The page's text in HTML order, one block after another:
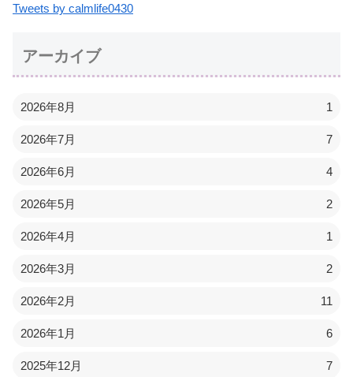
Tweets by calmlife0430
アーカイブ
2026年8月 1
2026年7月 7
2026年6月 4
2026年5月 2
2026年4月 1
2026年3月 2
2026年2月 11
2026年1月 6
2025年12月 7